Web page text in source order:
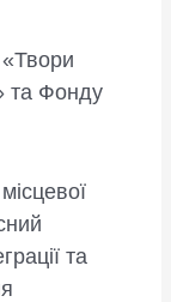
та Фонду
та